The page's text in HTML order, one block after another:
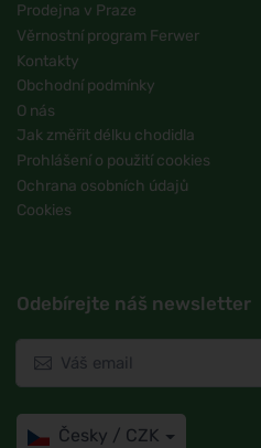
Prodejna v Praze
Věrnostní program Ferwer
Kontakty
Obchodní podmínky
O nás
Jak změřit délku chodidla
Prohlášení o použití cookies
Ochrana osobních údajů
Cookies
Odebírejte náš newsletter
Česky / CZK